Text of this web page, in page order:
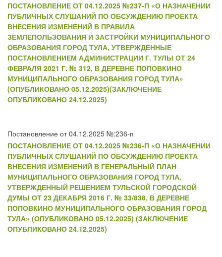
ПОСТАНОВЛЕНИЕ ОТ 04.12.2025 №237-П «О НАЗНАЧЕНИИ
ПУБЛИЧНЫХ СЛУШАНИЙ ПО ОБСУЖДЕНИЮ ПРОЕКТА
ВНЕСЕНИЯ ИЗМЕНЕНИЙ В ПРАВИЛА
ЗЕМЛЕПОЛЬЗОВАНИЯ И ЗАСТРОЙКИ МУНИЦИПАЛЬНОГО
ОБРАЗОВАНИЯ ГОРОД ТУЛА, УТВЕРЖДЕННЫЕ
ПОСТАНОВЛЕНИЕМ АДМИНИСТРАЦИИ Г. ТУЛЫ ОТ 24
ФЕВРАЛЯ 2021 Г. № 312, В ДЕРЕВНЕ ПОПОВКИНО
МУНИЦИПАЛЬНОГО ОБРАЗОВАНИЯ ГОРОД ТУЛА»
(ОПУБЛИКОВАНО 05.12.2025)(ЗАКЛЮЧЕНИЕ
ОПУБЛИКОВАНО 24.12.2025)
Постановление от 04.12.2025 №:236-п
ПОСТАНОВЛЕНИЕ ОТ 04.12.2025 №236-П «О НАЗНАЧЕНИИ
ПУБЛИЧНЫХ СЛУШАНИЙ ПО ОБСУЖДЕНИЮ ПРОЕКТА
ВНЕСЕНИЯ ИЗМЕНЕНИЙ В ГЕНЕРАЛЬНЫЙ ПЛАН
МУНИЦИПАЛЬНОГО ОБРАЗОВАНИЯ ГОРОД ТУЛА,
УТВЕРЖДЕННЫЙ РЕШЕНИЕМ ТУЛЬСКОЙ ГОРОДСКОЙ
ДУМЫ ОТ 23 ДЕКАБРЯ 2016 Г. № 33/838, В ДЕРЕВНЕ
ПОПОВКИНО МУНИЦИПАЛЬНОГО ОБРАЗОВАНИЯ ГОРОД
ТУЛА» (ОПУБЛИКОВАНО 05.12.2025) (ЗАКЛЮЧЕНИЕ
ОПУБЛИКОВАНО 24.12.2025)